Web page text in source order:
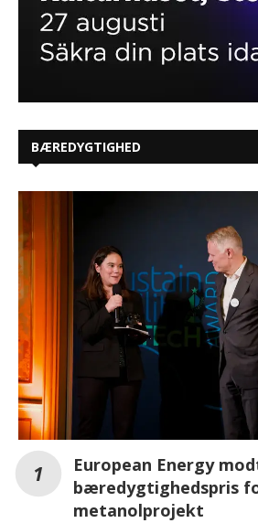
BÆREDYGTIGHED
European Energy
bæredygtighedspris
metanolprojekt